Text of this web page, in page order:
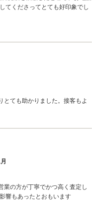
てくださってとても好印象でし
ても非常に満足度が高いです。
とても助かりました。接客もよ
業の方が丁寧でかつ高く査定し
響もあったとおもいます